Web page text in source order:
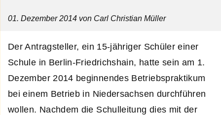
01. Dezember 2014 von Carl Christian Müller
Der Antragsteller, ein 15-jähriger Schüler einer
Schule in Berlin-Friedrichshain, hatte sein am 1.
Dezember 2014 beginnendes Betriebspraktikum
bei einem Betrieb in Niedersachsen durchführen
wollen. Nachdem die Schulleitung dies mit der